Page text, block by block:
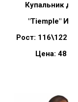
Купальник
"Tiemple"
Рост: 116\122
Цена: 48